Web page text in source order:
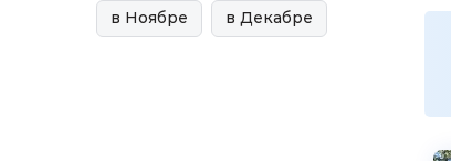
в Ноябре в Декабре